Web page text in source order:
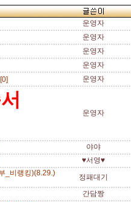
운영자
운영자
운영자
운영자
운영자
운영자
야야
♥서영♥
_비랭킹)(8.29.)
정패대기
간담짱